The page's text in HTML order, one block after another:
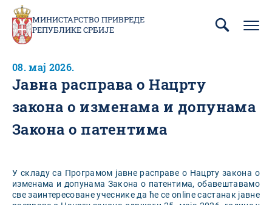
Пребаци
главни
садржаја
МИНИСТАРСТВО ПРИВРЕДЕ
РЕПУБЛИКЕ СРБИЈЕ
08. мај 2026.
Јавна расправа о Нацрту
закона о изменама и допунама
Закона о патентима
У складу са Програмом јавне расправе о Нацрту закона о
изменама и допунама Закона о патентима, обавештавамо
све заинтересоване учеснике да ће се online састанак јавне